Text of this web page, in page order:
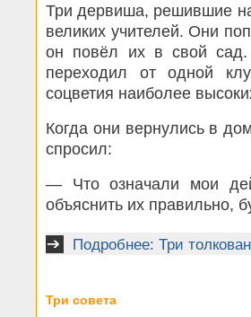
Три дервиша, решившие
великих учителей. Они
он повёл их в свой сад.
переходил от одной
соцветия наиболее
Когда они вернулись в
спросил:
— Что означали мои
объяснить их правильно,
Подробнее: Три
Три совета